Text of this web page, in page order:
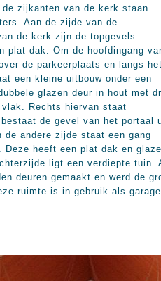
zijkanten van de kerk staan
Aan de zijde van de
de kerk zijn de topgevels
plat dak. Om de hoofdingang
de parkeerplaats en langs
een kleine uitbouw onder een
glazen deur in hout met
Rechts hiervan staat
de gevel van het portaal
andere zijde staat een gang
heeft een plat dak en
ligt een verdiepte tuin.
deuren gemaakt en werd de
ruimte is in gebruik als garage